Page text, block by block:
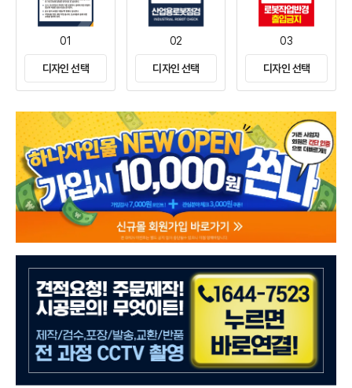
01
디자인 선택
02
디자인 선택
03
디자인 선택